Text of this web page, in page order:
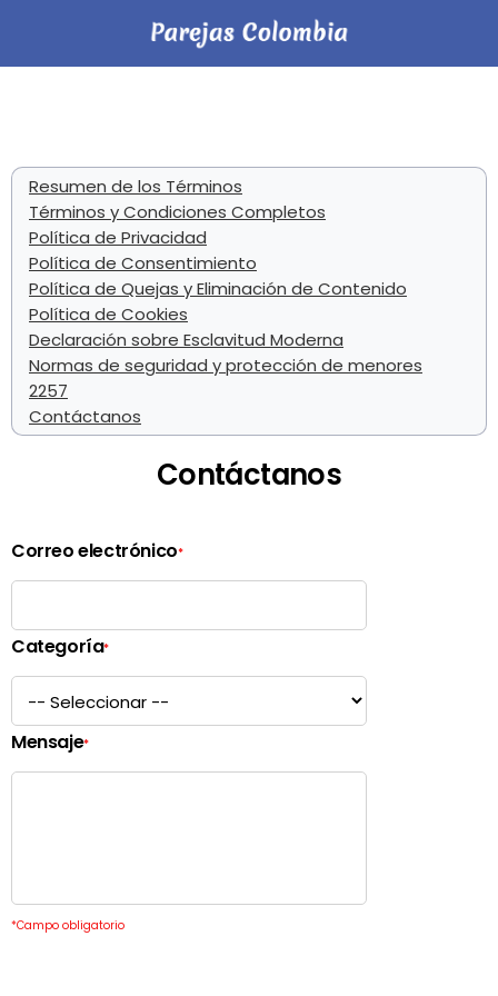
Resumen de los Términos
Términos y Condiciones Completos
Política de Privacidad
Política de Consentimiento
Política de Quejas y Eliminación de Contenido
Política de Cookies
Declaración sobre Esclavitud Moderna
Normas de seguridad y protección de menores
2257
Contáctanos
Contáctanos
Correo electrónico*
Categoría*
Mensaje*
*Campo obligatorio